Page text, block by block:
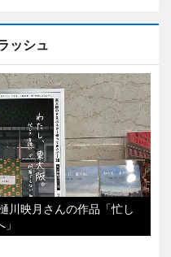
ッシュ
川映月さんの作品「忙し